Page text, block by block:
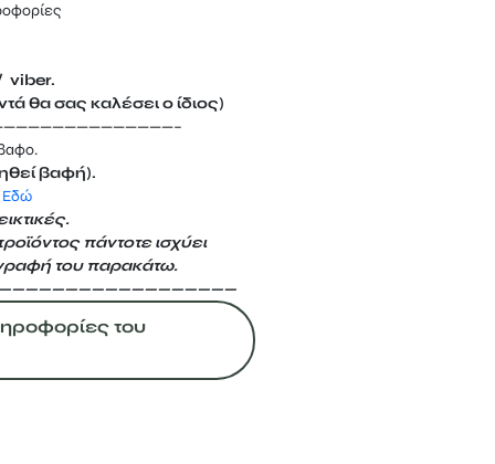
viber.
θα σας καλέσει ο ίδιος)
βαφή).
Εδώ
πάντοτε ισχύει
του παρακάτω.
του